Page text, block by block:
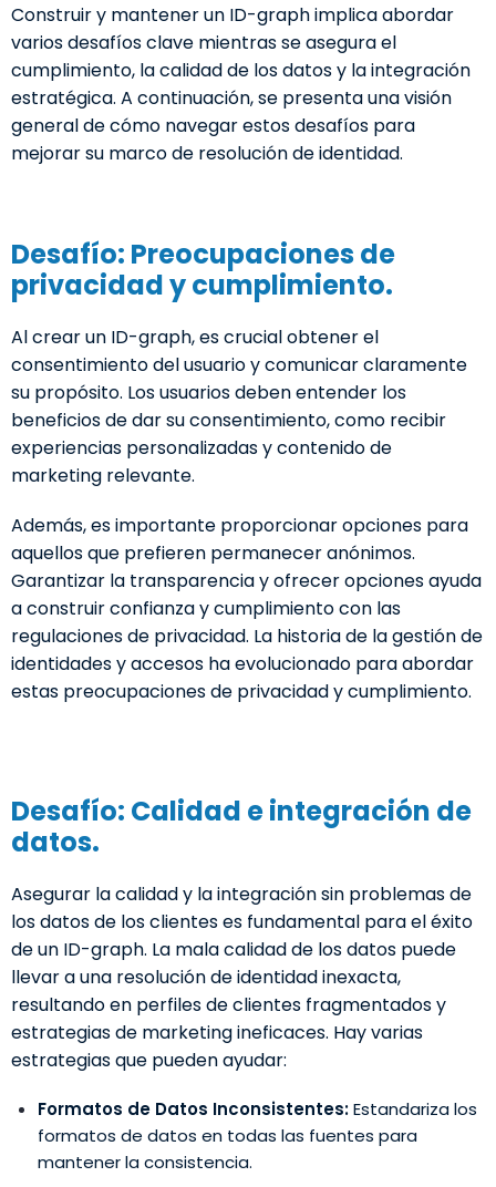
Construir y mantener un ID-graph implica abordar
varios desafíos clave mientras se asegura el
cumplimiento, la calidad de los datos y la integración
estratégica. A continuación, se presenta una visión
general de cómo navegar estos desafíos para
mejorar su marco de resolución de identidad.
Desafío: Preocupaciones de
privacidad y cumplimiento.
Al crear un ID-graph, es crucial obtener el
consentimiento del usuario y comunicar claramente
su propósito. Los usuarios deben entender los
beneficios de dar su consentimiento, como recibir
experiencias personalizadas y contenido de
marketing relevante.
Además, es importante proporcionar opciones para
aquellos que prefieren permanecer anónimos.
Garantizar la transparencia y ofrecer opciones ayuda
a construir confianza y cumplimiento con las
regulaciones de privacidad. La historia de la gestión de
identidades y accesos ha evolucionado para abordar
estas preocupaciones de privacidad y cumplimiento.
Desafío: Calidad e integración de
datos.
Asegurar la calidad y la integración sin problemas de
los datos de los clientes es fundamental para el éxito
de un ID-graph. La mala calidad de los datos puede
llevar a una resolución de identidad inexacta,
resultando en perfiles de clientes fragmentados y
estrategias de marketing ineficaces. Hay varias
estrategias que pueden ayudar:
Formatos de Datos Inconsistentes:Estandariza los
formatos de datos en todas las fuentes para
mantener la consistencia.